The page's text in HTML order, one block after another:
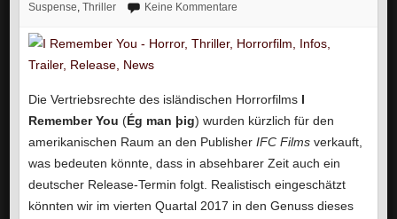
Suspense, Thriller Keine Kommentare
Die Vertriebsrechte des isländischen Horrorfilms I
Remember You (Ég man þig) wurden kürzlich für den
amerikanischen Raum an den Publisher IFC Filmsverkauft,
was bedeuten könnte, dass in absehbarer Zeit auch ein
deutscher Release-Termin folgt. Realistisch eingeschätzt
könnten wir im vierten Quartal 2017 in den Genuss dieses